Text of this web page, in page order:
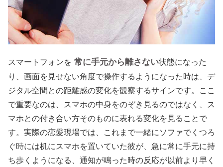
スマートフォンを 常に手元から離さない状態になった
り、画面を見せない角度で操作するようになった時は、デ
ジタル空間との距離感の変化を観察するサインです。ここ
で重要なのは、スマホの中身をのぞき見るのではなく、ス
マホとの付き合い方そのものに表れる変化を見ることで
す。実際の恋愛現場では、これまで一緒にソファでくつろ
ぐ時には机にスマホを置いていた彼が、急に常に手元に持
ち歩くようになる、通知が鳴った時の反応が以前より早く